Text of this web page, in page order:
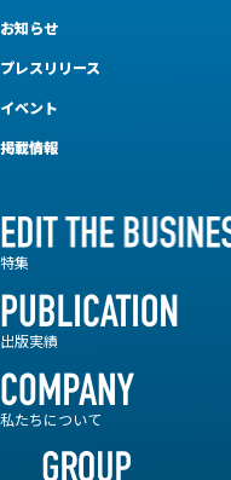
お知らせ
プレスリリース
イベント
掲載情報
特集
出版実績
私たちについて